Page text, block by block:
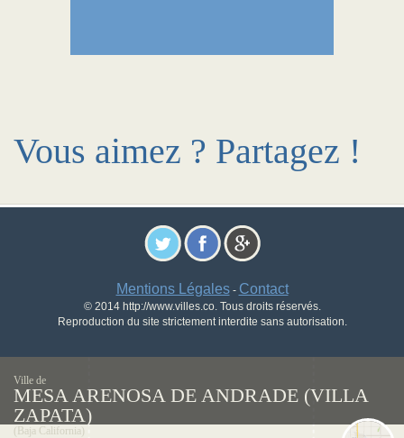
Vous aimez ? Partagez !
Mentions Légales- Contact
© 2014 http://www.villes.co. Tous droits réservés.
Reproduction du site strictement interdite sans autorisation.
Ville de
MESA ARENOSA DE ANDRADE (VILLA
ZAPATA)
(Baja California)